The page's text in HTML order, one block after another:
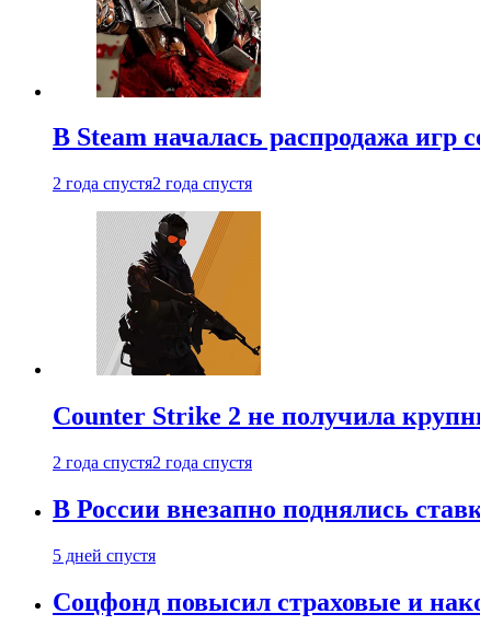
В Steam началась распродажа игр
2 года спустя2 года спустя
Counter Strike 2 не получила
2 года спустя2 года спустя
В России внезапно поднялись
5 дней спустя
Соцфонд повысил страховые и